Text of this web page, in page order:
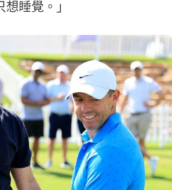
睡覺。」